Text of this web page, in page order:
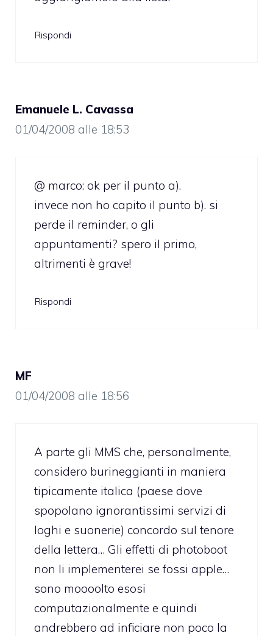
Rispondi
Emanuele L. Cavassa
01/04/2008 alle 18:53
@ marco: ok per il punto a).
invece non ho capito il punto b). si
perde il reminder, o gli
appuntamenti? spero il primo,
altrimenti è grave!
Rispondi
MF
01/04/2008 alle 18:56
A parte gli MMS che, personalmente,
considero burineggianti in maniera
tipicamente italica (paese dove
spopolano ignorantissimi servizi di
loghi e suonerie) concordo sul tenore
della lettera… Gli effetti di photoboot
non li implementerei se fossi apple…
sono moooolto esosi
computazionalmente e quindi
andrebbero ad inficiare non poco la